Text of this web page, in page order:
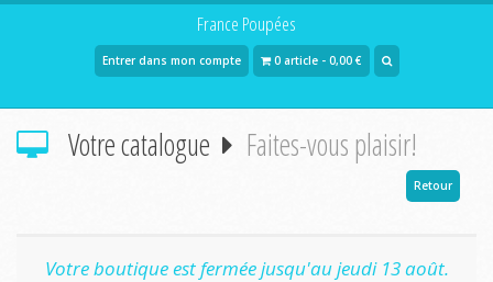
France Poupées
Entrer dans mon compte 0 article - 0,00 €
Votre catalogue Faites-vous plaisir!
Retour
Votre boutique est fermée jusqu'au jeudi 13 août.